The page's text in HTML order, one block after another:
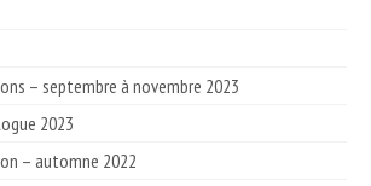
– septembre à novembre 2023
2023
– automne 2022